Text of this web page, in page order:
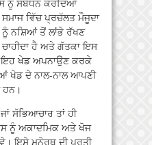
ਨੂੰ ਸੰਬੋਧਨ ਕਰਦਿਆਂ
ਵਿੱਚ ਪ੍ਰਚੱਲਤ ਮੌਜੂਦਾ
ਨਸ਼ਿਆਂ ਤੋਂ ਲਾਂਭੇ ਰੱਖਣ
ਹੈ ਅਤੇ ਗੱਤਕਾ ਇਸ
ਖੇਡ ਅਪਨਾਉਣ ਕਰਕੇ
ਖੇਡ ਦੇ ਨਾਲ-ਨਾਲ ਆਪਣੀ
ਸੱਭਿਆਚਾਰ ਤਾਂ ਹੀ
ਨੂੰ ਅਕਾਦਮਿਕ ਅਤੇ ਖੋਜ
ਇਸੇ ਮਨੋਰਥ ਦੀ ਪੂਰਤੀ